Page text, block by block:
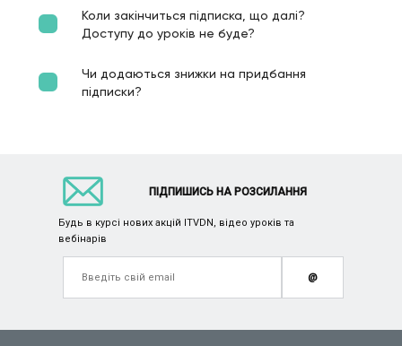
Коли закінчиться підписка, що далі?
Доступу до уроків не буде?
Чи додаються знижки на придбання
підписки?
ПІДПИШИСЬ НА РОЗСИЛАННЯ
Будь в курсі нових акцій ITVDN, відео уроків та
вебінарів
@